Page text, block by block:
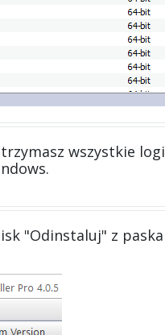
wszystkie logi
"Odinstaluj" z paska